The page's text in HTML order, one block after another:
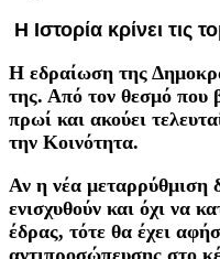
Η Ιστορία κρίνει τις
Η εδραίωση της
της. Από τον θεσμό που
πρωί και ακούει
την Κοινότητα.
Αν η νέα μεταρρύθμιση
ενισχυθούν και όχι να
έδρας, τότε θα έχει